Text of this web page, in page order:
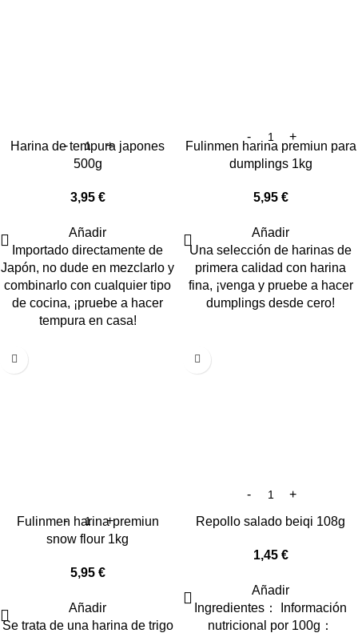
Harina de tempura japones
500g
3,95 €
Añadir
Importado directamente de
Japón, no dude en mezclarlo y
combinarlo con cualquier tipo
de cocina, ¡pruebe a hacer
tempura en casa!
Fulinmen harina premiun para
dumplings 1kg
5,95 €
Añadir
Una selección de harinas de
primera calidad con harina
fina, ¡venga y pruebe a hacer
dumplings desde cero!
Fulinmen harina premiun
snow flour 1kg
5,95 €
Añadir
Se trata de una harina de trigo
Repollo salado beiqi 108g
1,45 €
Añadir
Ingredientes： Información
nutricional por 100g：